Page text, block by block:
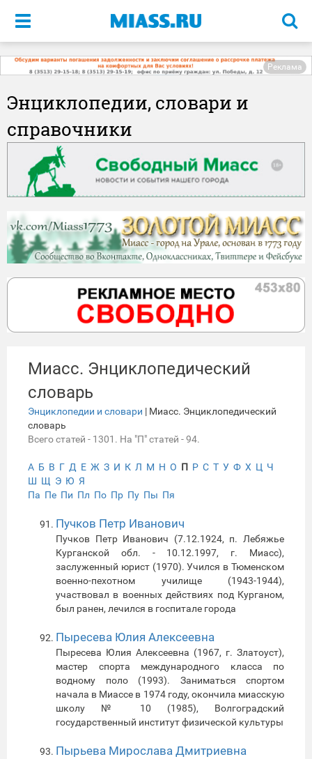
Меню
Реклама
Энциклопедии, словари и
справочники
Миасс. Энциклопедический
словарь
Энциклопедии и словари | Миасс. Энциклопедический
словарь
Всего статей - 1301. На "П" статей - 94.
А Б В Г Д Е Ж З И К Л М Н О П Р С Т У Ф Х Ц Ч
Ш Щ Э Ю Я
Па Пе Пи Пл По Пр Пу Пы Пя
Пучков Петр Иванович
Пучков Петр Иванович (7.12.1924, п. Лебяжье
Курганской обл. - 10.12.1997, г. Миасс),
заслуженный юрист (1970). Учился в Тюменском
военно-пехотном училище (1943-1944),
участвовал в военных действиях под Курганом,
был ранен, лечился в госпитале города
Пыресева Юлия Алексеевна
Пыресева Юлия Алексеевна (1967, г. Златоуст),
мастер спорта международного класса по
водному поло (1993). Заниматься спортом
начала в Миассе в 1974 году, окончила миасскую
школу № 10 (1985), Волгоградский
государственный институт физической культуры
Пырьева Мирослава Дмитриевна